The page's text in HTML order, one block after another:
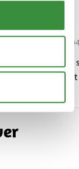
Door Nicole op 23-
Lekker en vol van
schapenkaas.